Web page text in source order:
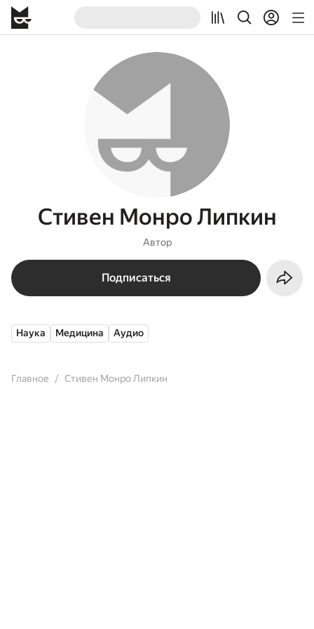
Стивен Монро Липкин
Автор
Подписаться
Наука Медицина Аудио
Главное Стивен Монро Липкин